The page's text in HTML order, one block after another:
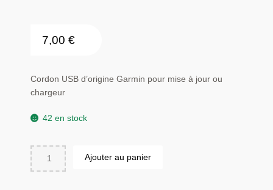
7,00 €
Cordon USB d’origine Garmin pour mise à jour ou
chargeur
42 en stock
quantité
de
Ajouter au panier